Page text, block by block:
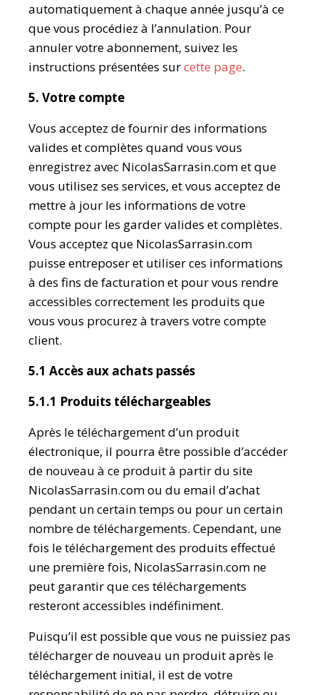
automatiquement à chaque année jusqu’à ce
que vous procédiez à l’annulation. Pour
annuler votre abonnement, suivez les
instructions présentées surcette page.
5. Votre compte
Vous acceptez de fournir des informations
valides et complètes quand vous vous
enregistrez avec NicolasSarrasin.com et que
vous utilisez ses services, et vous acceptez de
mettre à jour les informations de votre
compte pour les garder valides et complètes.
Vous acceptez que NicolasSarrasin.com
puisse entreposer et utiliser ces informations
à des fins de facturation et pour vous rendre
accessibles correctement les produits que
vous vous procurez à travers votre compte
client.
5.1 Accès aux achats passés
5.1.1 Produits téléchargeables
Après le téléchargement d’un produit
électronique, il pourra être possible d’accéder
de nouveau à ce produit à partir du site
NicolasSarrasin.com ou du email d’achat
pendant un certain temps ou pour un certain
nombre de téléchargements. Cependant, une
fois le téléchargement des produits effectué
une première fois, NicolasSarrasin.com ne
peut garantir que ces téléchargements
resteront accessibles indéfiniment.
Puisqu’il est possible que vous ne puissiez pas
télécharger de nouveau un produit après le
téléchargement initial, il est de votre